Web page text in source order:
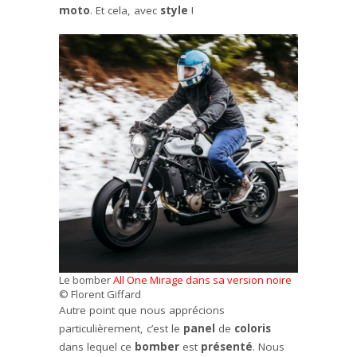
moto. Et cela, avec style !
Le bomberAll One Mirage dans sa version noire
© Florent Giffard
Autre point que nous apprécions
particulièrement, c’est le panel de coloris
dans lequel ce bomber est présenté. Nous